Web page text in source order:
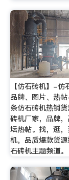
【仿石砖机】-仿
品牌、图片、热
条仿石砖机热销
砖机厂家，品牌
坛热帖。找，逛
机，品质爆款货
石砖机主题频道。